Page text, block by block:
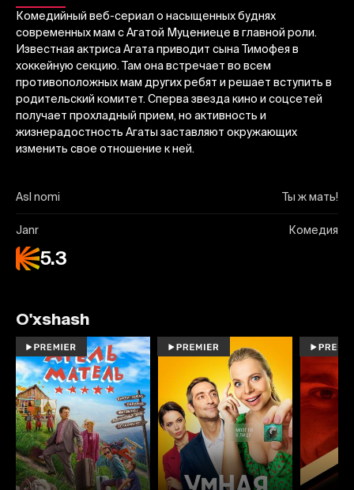
Комедийный веб-сериал о насыщенных буднях
современных мам с Агатой Муцениеце в главной роли.
Известная актриса Агата приводит сына Тимофея в
хоккейную секцию. Там она встречает во всем
противоположных мам других ребят и решает вступить в
родительский комитет. Сперва звезда кино и соцсетей
получает прохладный прием, но активность и
жизнерадостность Агаты заставляют окружающих
изменить свое отношение к ней.
Asl nomi Ты ж мать!
Janr Комедия
5.3
O'xshash